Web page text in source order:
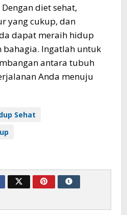
diet sehat,
yang cukup, dan
dapat meraih hidup
Ingatlah untuk
antara tubuh
Anda menuju
Sehat